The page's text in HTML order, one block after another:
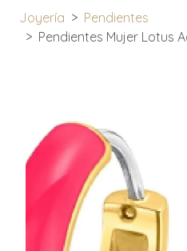
Joyería
Pendientes
Pendientes Mujer Lotus